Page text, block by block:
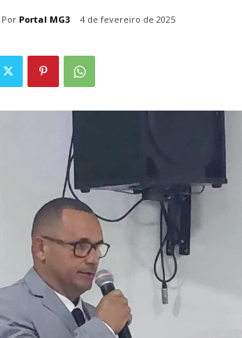
Por Portal MG3 4 de fevereiro de 2025